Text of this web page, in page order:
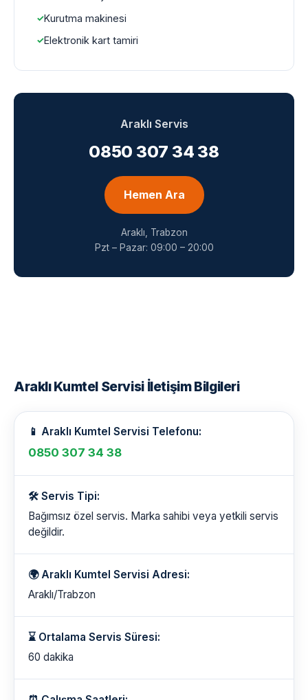
Kurutma makinesi
Elektronik kart tamiri
Araklı Servis
0850 307 34 38
Hemen Ara
Araklı, Trabzon
Pzt – Pazar: 09:00 – 20:00
Araklı Kumtel Servisi İletişim Bilgileri
📱 Araklı Kumtel Servisi Telefonu:
0850 307 34 38
🛠️ Servis Tipi:
Bağımsız özel servis. Marka sahibi veya yetkili servis
değildir.
🌍 Araklı Kumtel Servisi Adresi:
Araklı/Trabzon
⌛ Ortalama Servis Süresi:
60 dakika